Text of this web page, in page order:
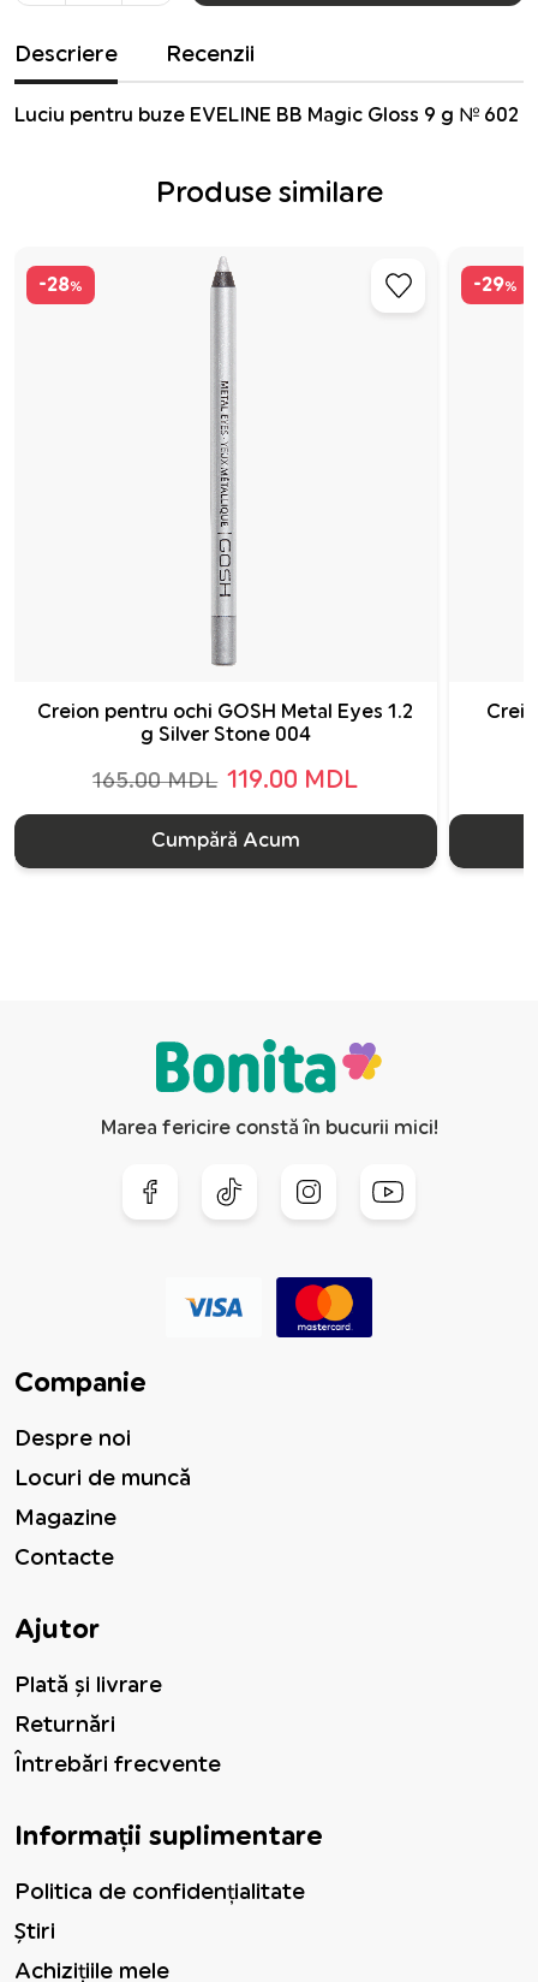
Descriere Recenzii
Luciu pentru buze EVELINE BB Magic Gloss 9 g № 602
Produse similare
-28%
Creion pentru ochi GOSH Metal Eyes 1.2
g Silver Stone 004
165.00 MDL 119.00 MDL
Cumpără Acum
-29%
Marea fericire constă în bucurii mici!
Companie
Despre noi
Locuri de muncă
Magazine
Contacte
Ajutor
Plată și livrare
Returnări
Întrebări frecvente
Informații suplimentare
Politica de confidențialitate
Știri
Achizițiile mele